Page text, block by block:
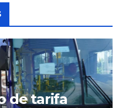
de tarifa